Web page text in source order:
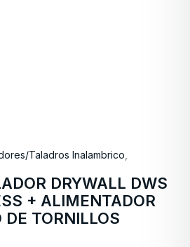
Taladros Inalambrico,
DRYWALL DWS
+ ALIMENTADOR
TORNILLOS